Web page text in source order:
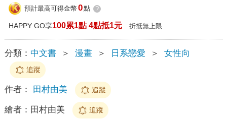
預計最高可得金幣 0點 ?
HAPPY GO享100累1點 4點抵1元 折抵無上限
分類： 中文書 ＞ 漫畫 ＞ 日系戀愛 ＞ 女性向
追蹤
作者： 田村由美 追蹤
繪者： 田村由美 追蹤